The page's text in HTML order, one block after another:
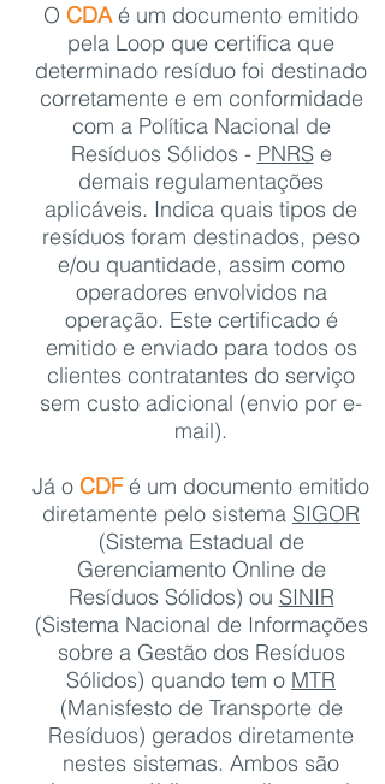
O CDAé um documento emitido
pela Loop que certifica que
determinado resíduo foi destinado
corretamente e em conformidade
com a Política Nacional de
Resíduos Sólidos - PNRSe
demais regulamentações
aplicáveis. Indica quais tipos de
resíduos foram destinados, peso
e/ou quantidade, assim como
operadores envolvidos na
operação. Este certificado é
emitido e enviado para todos os
clientes contratantes do serviço
sem custo adicional (envio por e-
mail).
Já o CDFé um documento emitido
diretamente pelo sistema SIGOR
(Sistema Estadual de
Gerenciamento Online de
Resíduos Sólidos) ou SINIR
(Sistema Nacional de Informações
sobre a Gestão dos Resíduos
Sólidos) quando tem o MTR
(Manisfesto de Transporte de
Resíduos) gerados diretamente
nestes sistemas. Ambos são